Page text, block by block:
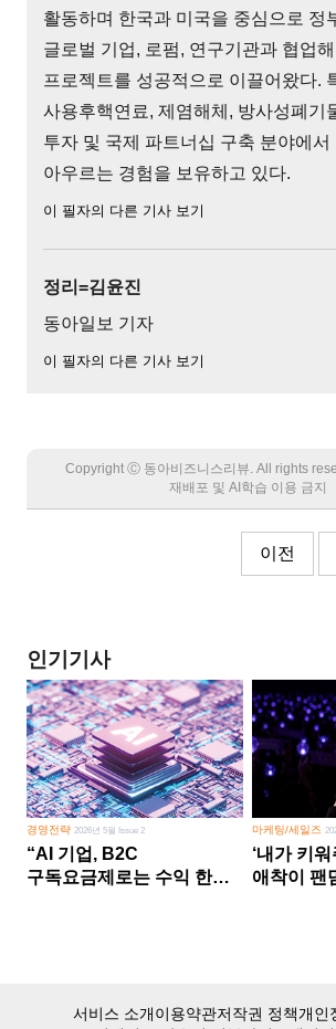
활동하며 한국과 미국을 중심으로 정
글로벌 기업, 로펌, 연구기관과 협업
프로젝트를 성공적으로 이끌어왔다.
사용후핵연료, 제염해체, 방사성폐기
투자 및 국제 파트너십 구축 분야에서
아우르는 경험을 보유하고 있다.
이 필자의 다른 기사 보기
정리=김윤진
동아일보 기자
이 필자의 다른 기사 보기
Copyright Ⓒ 동아비즈니스리뷰. All rights
재배포 및 AI학습 이용 금지
이전
인기기사
경영전략 2026년 5월 Issue 2
“AI 기업, B2C
구독요금제로는 수익 한계
마케팅/세일즈
‘내가 키
애착이 팬
서비스 소개이용약관저작권 정책개인